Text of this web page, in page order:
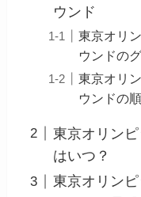
ウンド
東京オリ
ウンドの
東京オリ
ウンドの
東京オリン
はいつ？
東京オリン